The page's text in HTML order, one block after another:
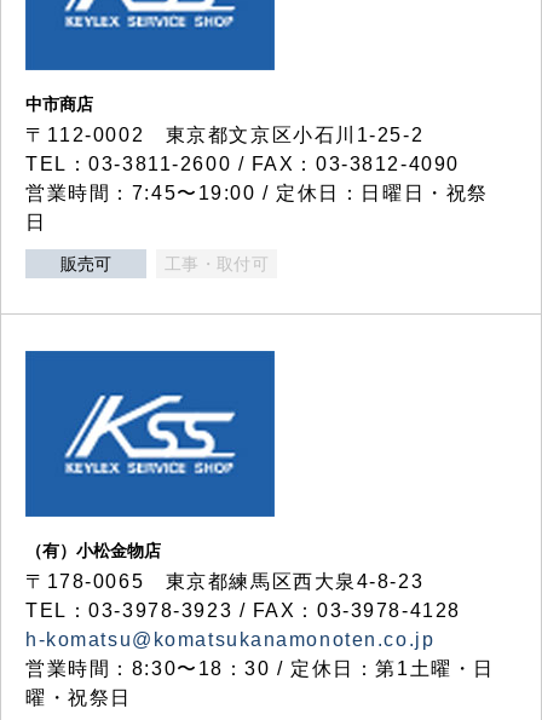
中市商店
〒112-0002 東京都文京区小石川1-25-2
TEL：03-3811-2600 / FAX：03-3812-4090
営業時間：7:45〜19:00 / 定休日：日曜日・祝祭
日
販売可 工事・取付可
（有）小松金物店
〒178-0065 東京都練馬区西大泉4-8-23
TEL：03-3978-3923 / FAX：03-3978-4128
h-komatsu@komatsukanamonoten.co.jp
営業時間：8:30〜18：30 / 定休日：第1土曜・日
曜・祝祭日